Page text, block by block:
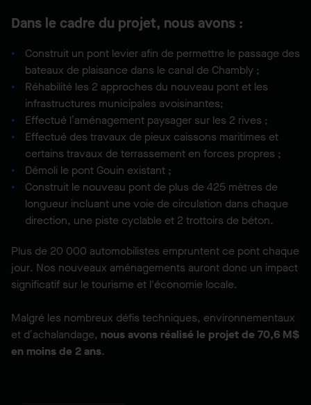
Dans le cadre du projet, nous avons :
Construit un pont levier afin de permettre le passage des
bateaux de plaisance dans le canal de Chambly ;
Réhabilité les 2 approches du nouveau pont et les
infrastructures municipales avoisinantes;
Effectué l’aménagement paysager sur les 2 rives ;
Effectué des travaux de pieux caissons maritimes et
certains travaux de terrassement en forces propres ;
Démoli le pont Gouin existant ;
Construit le nouveau pont de plus de 425 mètres de
longueur incluant une voie de circulation dans chaque
direction, une piste cyclable et 2 trottoirs de béton.
Plus de 20 000 automobilistes empruntent ce pont chaque
jour. Nos nouveaux aménagements auront donc un impact
significatif sur le tourisme et l'économie locale.
Malgré les nombreux défis techniques, environnementaux
et d’achalandage, nous avons réalisé le projet de 70,6 M$
en moins de 2 ans.